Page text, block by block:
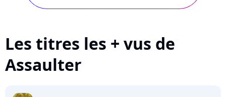
Les titres les + vus de
Assaulter